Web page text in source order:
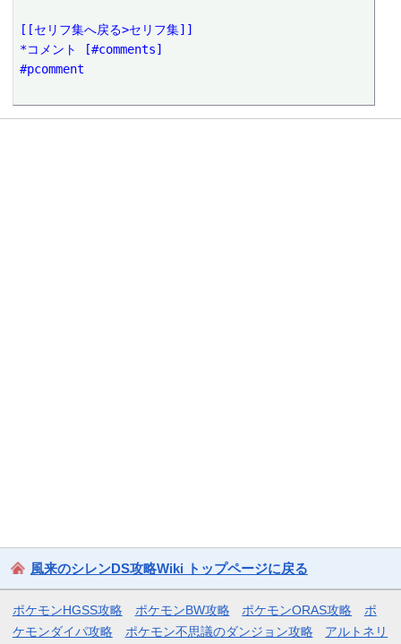
[[セリフ集へ戻る>セリフ集]]
*コメント [#comments]
#pcomment
風来のシレンDS攻略Wiki トップページに戻る
ポケモンHGSS攻略 ポケモンBW攻略 ポケモンORAS攻略
ポ
ケモンダイパ攻略
ポケモン不思議のダンジョン攻略 アルトネリ